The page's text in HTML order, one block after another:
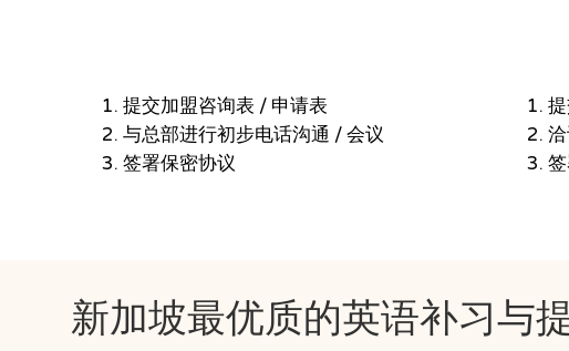
提交加盟咨询表 / 申请表
与总部进行初步电话沟通 / 会议
签署保密协议
新加坡最优质的英语补习与